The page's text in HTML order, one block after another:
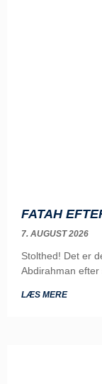
FATAH
7. AUGUST 2026
Stolthed! Det er
Abdirahman
LÆS MERE